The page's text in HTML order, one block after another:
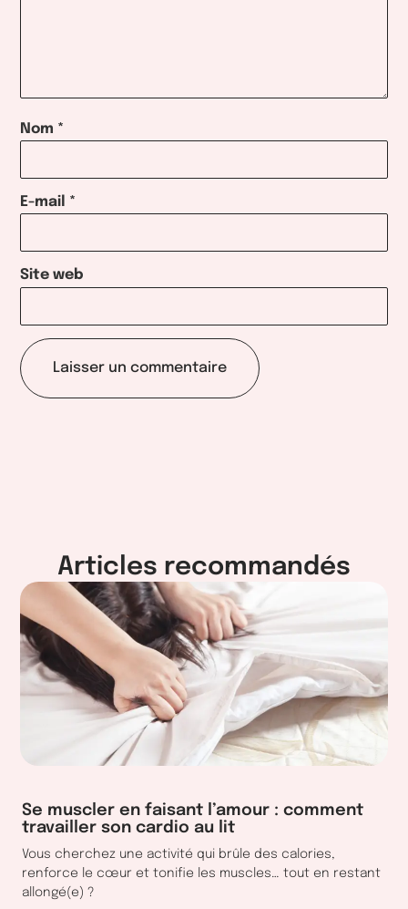
Nom *
E-mail *
Site web
Articles recommandés
Se muscler en faisant l’amour : comment
travailler son cardio au lit
Vous cherchez une activité qui brûle des calories,
renforce le cœur et tonifie les muscles… tout en restant
allongé(e) ?